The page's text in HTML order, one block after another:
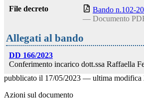
File decreto
Bando n.102-
— Documento
Allegati al bando
DD 166/2023
Conferimento incarico dott.ssa Raffaella
pubblicato il 17/05/2023 — ultima modifica
Azioni sul documento